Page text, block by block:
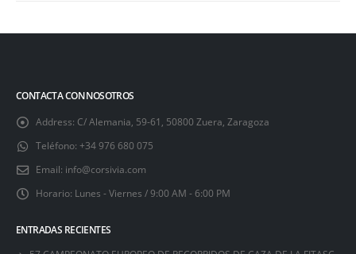
CONTACTA CON NOSOTROS
Address: C/ Alemania, 59-61, 50800 Zuera, Zaragoza
Teléfono: +34 976 680 075
Email: info@corsivia.com
Horario: Lunes - Viernes / 9:00 AM - 6:00 PM
ENTRADAS RECIENTES